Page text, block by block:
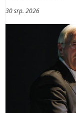
30 srp. 2026